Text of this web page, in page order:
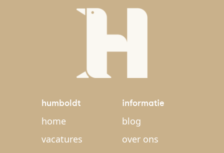
humboldt
home
vacatures
informatie
blog
over ons